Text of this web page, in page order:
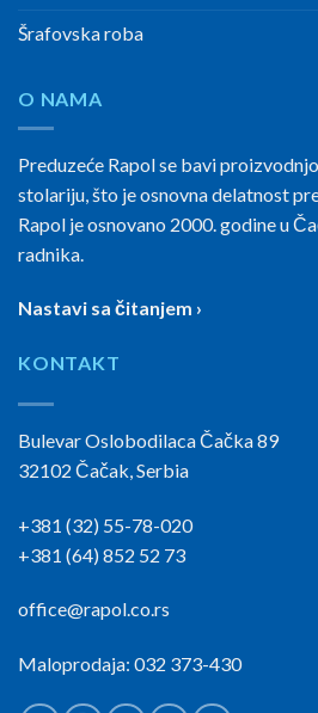
Šrafovska roba
O NAMA
Preduzeće Rapol se bavi
stolariju, što je osnovna delatnost
Rapol je osnovano 2000. godine u
radnika.
Nastavi sa čitanjem ›
KONTAKT
Bulevar Oslobodilaca Čačka 89
32102 Čačak, Serbia
+381 (32) 55-78-020
+381 (64) 852 52 73
office@rapol.co.rs
Maloprodaja: 032 373-430